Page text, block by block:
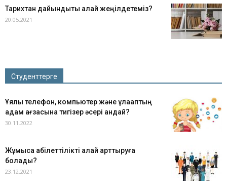
Тарихтан дайындықты қалай жеңілдетеміз?
20.05.2021
Студенттерге
Ұялы телефон, компьютер және құлаққаптың
адам ағзасына тигізер әсері қандай?
30.11.2022
Жұмысқа қабілеттілікті қалай арттыруға
болады?
23.12.2021